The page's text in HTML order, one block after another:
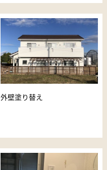
外壁塗り替え